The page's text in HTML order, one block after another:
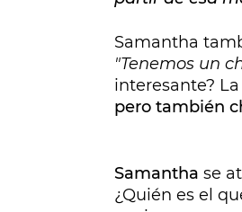
Samantha
"Tenemos un
interesante?
pero también
Samantha se
¿Quién es el